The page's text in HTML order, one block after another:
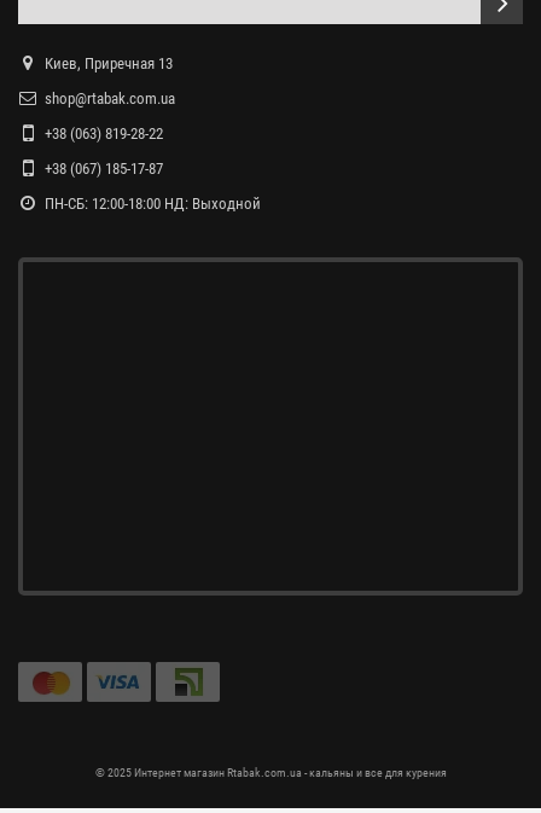
Киев, Приречная 13
shop@rtabak.com.ua
+38 (063) 819-28-22
+38 (067) 185-17-87
ПН-СБ: 12:00-18:00 НД: Выходной
© 2025 Интернет магазин Rtabak.com.ua - кальяны и все для курения